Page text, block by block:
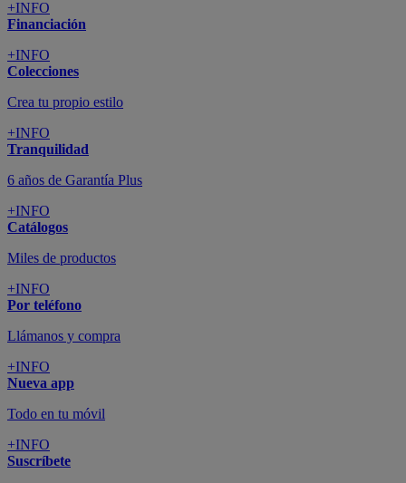
+INFO
Financiación
+INFO
Colecciones
Crea tu propio estilo
+INFO
Tranquilidad
6 años de Garantía Plus
+INFO
Catálogos
Miles de productos
+INFO
Por teléfono
Llámanos y compra
+INFO
Nueva app
Todo en tu móvil
+INFO
Suscríbete